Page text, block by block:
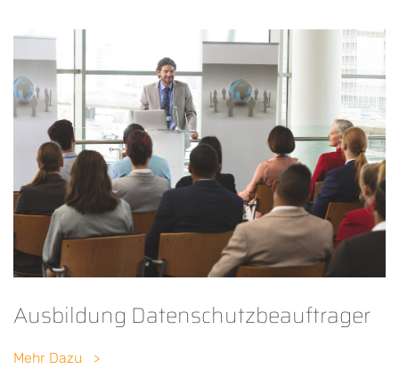
Ausbildung Datenschutzbeauftrager
Mehr Dazu